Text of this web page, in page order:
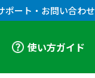
ポート・お問い合わせ
使い方ガイド